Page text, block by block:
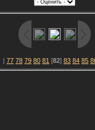
| 77 78 79 80 81 [82] 83 84 85